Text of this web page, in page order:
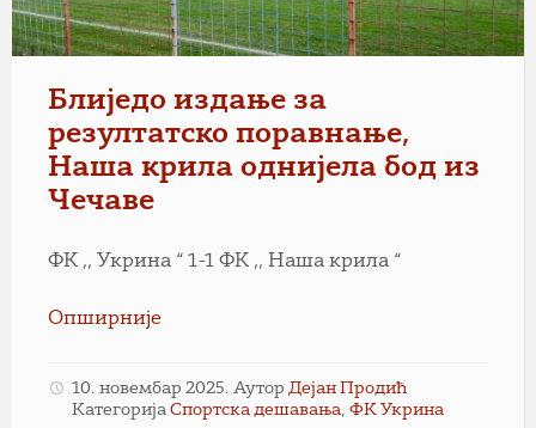
Блиједо издање за
резултатско поравнање,
Наша крила однијела бод из
Чечаве
ФК ,, Укрина “ 1-1 ФК ,, Наша крила “
Опширније
10. новембар 2025. Аутор Дејан Продић
Категорија Спортска дешавања, ФК Укрина